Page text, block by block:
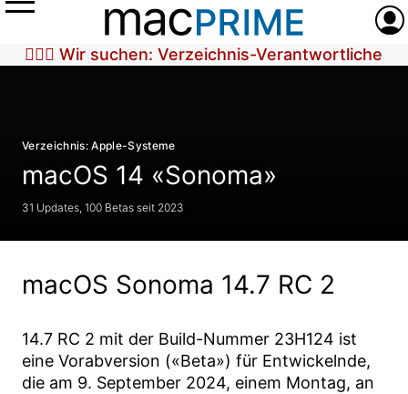
Menü
🕵🏼‍♀️ Wir suchen: Verzeichnis-Verantwortliche
Verzeichnis: Apple-Systeme
macOS 14 «Sonoma»
31 Updates, 100 Betas seit 2023
macOS Sonoma 14.7 RC 2
14.7 RC 2 mit der Build-Nummer 23H124 ist
eine Vorabversion («Beta») für Entwickelnde,
die am 9. September 2024, einem Montag, an